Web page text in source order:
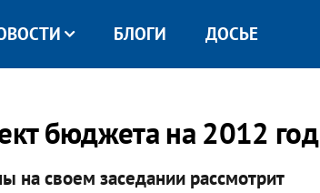
БЛОГИ ДОСЬЕ
бюджета на 2012 год
на своем заседании рассмотрит